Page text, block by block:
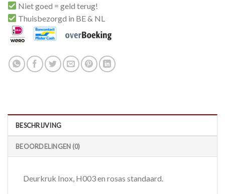
Niet goed = geld terug!
Thuisbezorgd in BE & NL
BESCHRIJVING
BEOORDELINGEN (0)
Deurkruk Inox, H003 en rosas standaard.